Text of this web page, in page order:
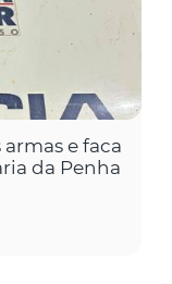
e faca
da Penha